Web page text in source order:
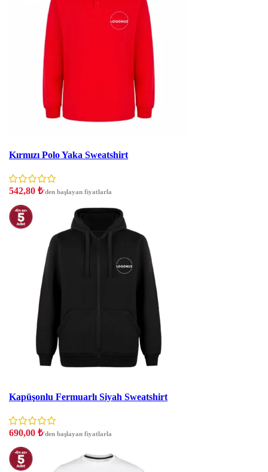
Kırmızı Polo Yaka Sweatshirt
542,80 ₺'den başlayan fiyatlarla
Kapüşonlu Fermuarlı Siyah Sweatshirt
690,00 ₺'den başlayan fiyatlarla